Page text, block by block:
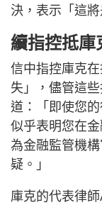
決，表示「這
續指控抵庫
信中指控庫克
失」，儘管這
道：「即使您
似乎表明您在
為金融監管機
疑。」
庫克的代表律